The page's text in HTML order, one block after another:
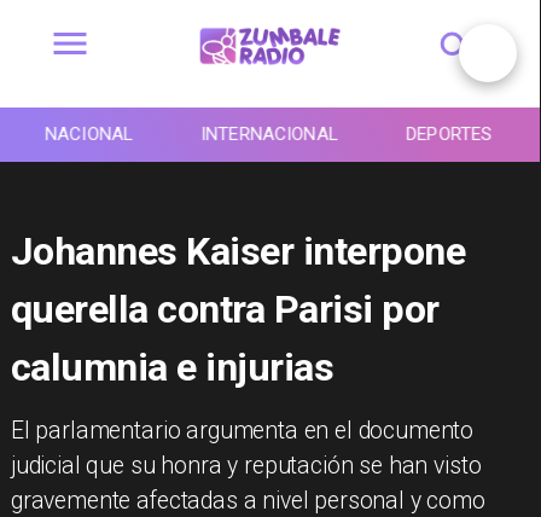
NACIONAL INTERNACIONAL DEPORTES
Johannes Kaiser interpone
querella contra Parisi por
calumnia e injurias
El parlamentario argumenta en el documento
judicial que su honra y reputación se han visto
gravemente afectadas a nivel personal y como